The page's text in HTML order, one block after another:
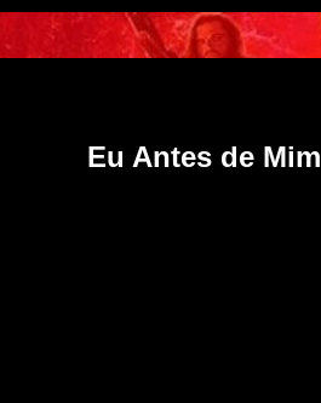
Eu Antes de Mim